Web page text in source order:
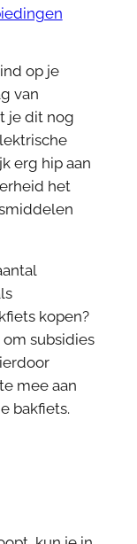
op je
van
je dit nog
erg hip aan
het
kopen?
subsidies
mee aan
bakfiets.